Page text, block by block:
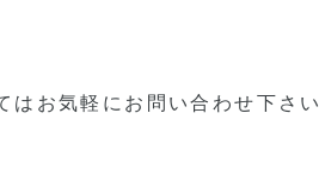
はお気軽にお問い合わせ下さい